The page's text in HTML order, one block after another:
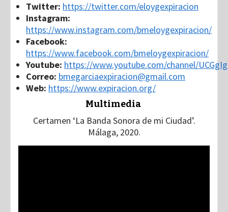
Twitter: https://twitter.com/eloygexpiracion
Instagram:
https://www.instagram.com/bmeloygexpiracion/
Facebook:
https://www.facebook.com/bmeloygexpiracion/
Youtube: https://www.youtube.com/channel/
Correo: bmegarciaexpiracion@gmail.com
Web: https://www.expiracion.org/
Multimedia
Certamen ‘La Banda Sonora de mi Ciudad’.
Málaga, 2020.